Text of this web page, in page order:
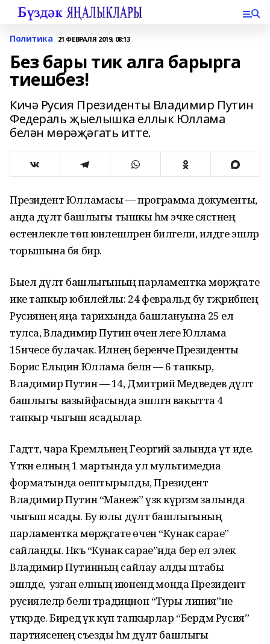
Политика 21 ФЕВРАЛЯ 2019, 08:13
Без бары тик алга барырга
тиешбез!
Кичә Русия Президенты Владимир Путин
Федераль җыелышка еллык Юллама
белән мөрәҗәгать итте.
Президент Юлламасы — программа документы,
анда дәүләт башлыгы тышкы һәм эчке сәясәтнең
өстенлекле төп юнәлешләрен билгели, илдәге эшләр
торышына бәя бирә.
Быел дәүләт башлыгының парламентка мөрәҗәгате
ике тапкыр юбилейлы: 24 февральдә бу тәҗрибәнең
Русиянең яңа тарихында башлануына 25 ел
тулса, Владимир Путин өчен әлеге Юллама
15нчесе булачак. Илнең беренче Президенты
Борис Ельцин Юллама белән — 6 тапкыр,
Владимир Путин — 14, Дмитрий Медведев дәүләт
башлыгы вазыйфасында эшләгән вакытта 4
тапкыр чыгыш ясадылар.
Гадәттә, чара Кремльнең Георгий залында үтә иде.
Үткән елның 1 мартында ул мультимедиа
форматында оештырылды, Президент
Владимир Путин “Манеж” үзәк күргәзмә залында
чыгыш ясады. Бу юлы дәүләт башлыгының
парламентка мөрәҗәгате өчен “Кунак сарае”
сайланды. Нәкъ “Кунак сарае”нда бер ел элек
Владимир Путинның сайлау алды штабы
эшләде, ә узган елның июнендә монда Президент
русиялеләр белән традицион “Туры линия”не
үткәрде. Биредә үк күп тапкырлар “Бердәм Русия”
партиясенең съезды һәм дәүләт башлыгы